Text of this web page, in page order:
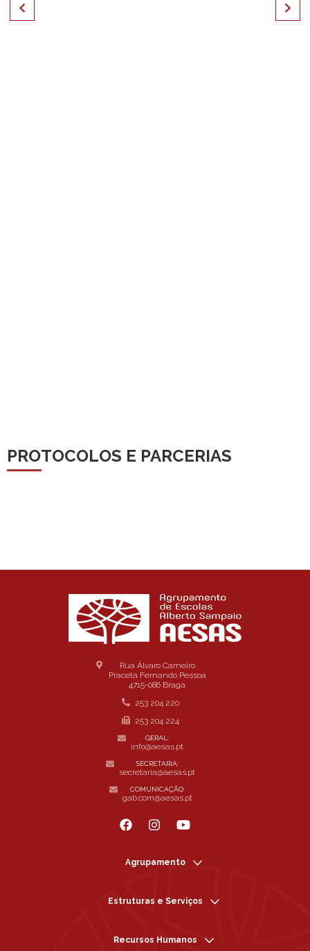
PROTOCOLOS E PARCERIAS
Rua Álvaro Carneiro
Praceta Fernando Pessoa
4715-086 Braga
253 204 220
253 204 224
GERAL:
info@aesas.pt
SECRETARIA:
secretaria@aesas.pt
COMUNICAÇÃO:
gab.com@aesas.pt
Agrupamento
Estruturas e Serviços
Recursos Humanos